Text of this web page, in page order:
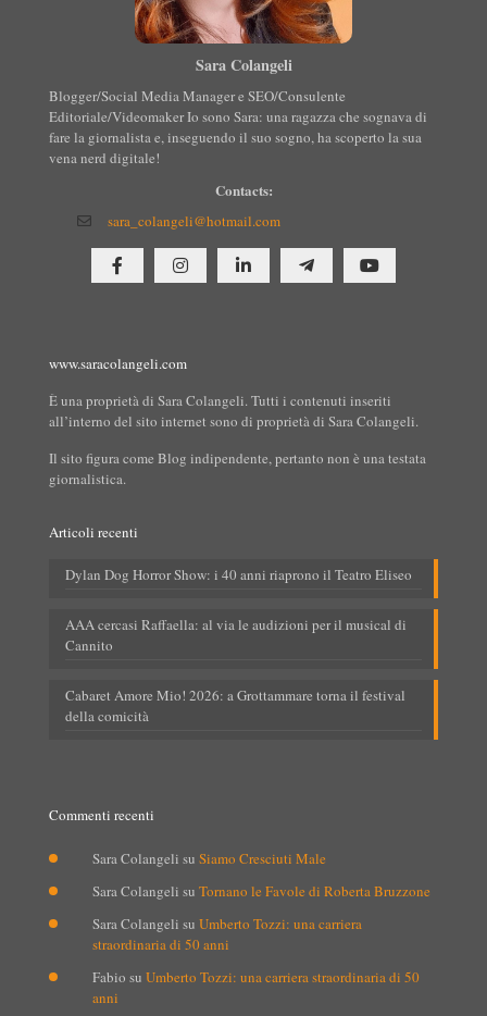
Sara Colangeli
Blogger/Social Media Manager e SEO/Consulente
Editoriale/Videomaker Io sono Sara: una ragazza che sognava di
fare la giornalista e, inseguendo il suo sogno, ha scoperto la sua
vena nerd digitale!
Contacts:
sara_colangeli@hotmail.com
www.saracolangeli.com
È una proprietà di Sara Colangeli. Tutti i contenuti inseriti
all’interno del sito internet sono di proprietà di Sara Colangeli.
Il sito figura come Blog indipendente, pertanto non è una testata
giornalistica.
Articoli recenti
Dylan Dog Horror Show: i 40 anni riaprono il Teatro Eliseo
AAA cercasi Raffaella: al via le audizioni per il musical di
Cannito
Cabaret Amore Mio! 2026: a Grottammare torna il festival
della comicità
Commenti recenti
Sara Colangeli su Siamo Cresciuti Male
Sara Colangeli su Tornano le Favole di Roberta Bruzzone
Sara Colangeli su Umberto Tozzi: una carriera
straordinaria di 50 anni
Fabio su Umberto Tozzi: una carriera straordinaria di 50
anni